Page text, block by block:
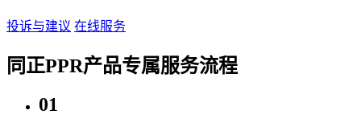
投诉与建议 在线服务
同正PPR产品专属服务流程
01